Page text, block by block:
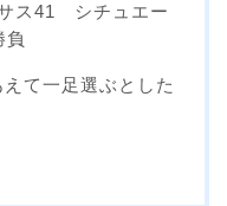
ス41 シチュエー
負
て一足選ぶとした